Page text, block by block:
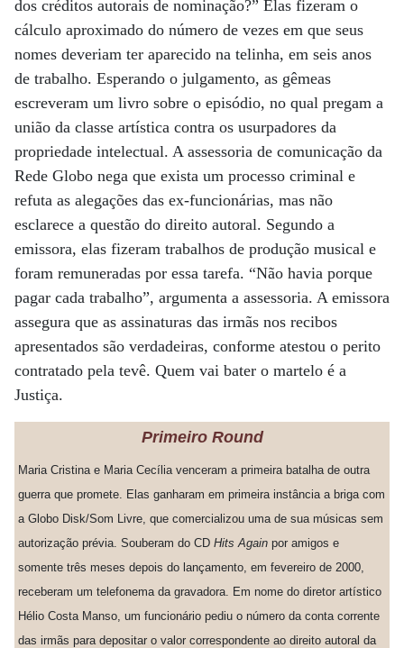
dos créditos autorais de nominação?” Elas fizeram o
cálculo aproximado do número de vezes em que seus
nomes deveriam ter aparecido na telinha, em seis anos
de trabalho. Esperando o julgamento, as gêmeas
escreveram um livro sobre o episódio, no qual pregam a
união da classe artística contra os usurpadores da
propriedade intelectual. A assessoria de comunicação da
Rede Globo nega que exista um processo criminal e
refuta as alegações das ex-funcionárias, mas não
esclarece a questão do direito autoral. Segundo a
emissora, elas fizeram trabalhos de produção musical e
foram remuneradas por essa tarefa. “Não havia porque
pagar cada trabalho”, argumenta a assessoria. A emissora
assegura que as assinaturas das irmãs nos recibos
apresentados são verdadeiras, conforme atestou o perito
contratado pela tevê. Quem vai bater o martelo é a
Justiça.
Primeiro Round
Maria Cristina e Maria Cecília venceram a primeira batalha de outra
guerra que promete. Elas ganharam em primeira instância a briga com
a Globo Disk/Som Livre, que comercializou uma de sua músicas sem
autorização prévia. Souberam do CD Hits Again por amigos e
somente três meses depois do lançamento, em fevereiro de 2000,
receberam um telefonema da gravadora. Em nome do diretor artístico
Hélio Costa Manso, um funcionário pediu o número da conta corrente
das irmãs para depositar o valor correspondente ao direito autoral da